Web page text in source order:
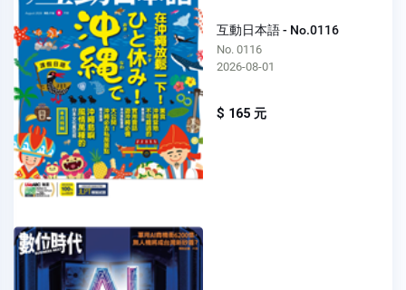
互動日本語 - No.0116
No. 0116
2026-08-01
$ 165 元